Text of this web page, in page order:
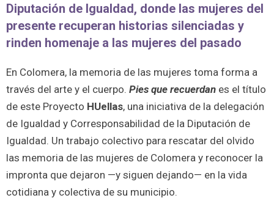
Diputación de Igualdad, donde las mujeres del
presente recuperan historias silenciadas y
rinden homenaje a las mujeres del pasado
En Colomera, la memoria de las mujeres toma forma a
través del arte y el cuerpo. Pies que recuerdan es el título
de este Proyecto HUellas, una iniciativa de la delegación
de Igualdad y Corresponsabilidad de la Diputación de
Igualdad. Un trabajo colectivo para rescatar del olvido
las memoria de las mujeres de Colomera y reconocer la
impronta que dejaron —y siguen dejando— en la vida
cotidiana y colectiva de su municipio.